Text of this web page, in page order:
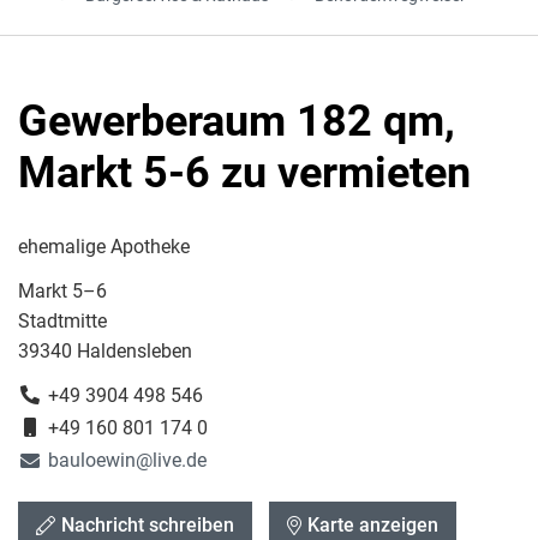
Gewerberaum 182 qm,
Markt 5-6 zu vermieten
ehemalige Apotheke
Markt 5–6
Stadtmitte
39340 Haldensleben
+49 3904 498 546
+49 160 801 174 0
bauloewin@live.de
Nachricht schreiben Karte anzeigen